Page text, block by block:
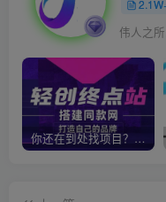
伟人之
你还在到处找项目？还在当韭菜？我靠卖项目一个月收入5万+，曾经我也是个失败者。